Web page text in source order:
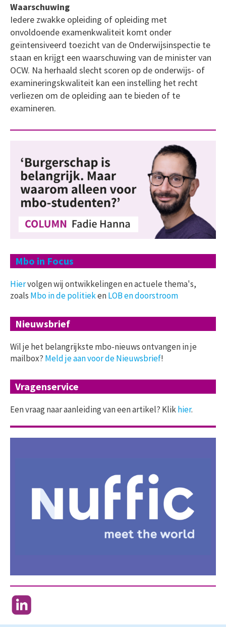
Waarschuwing
Iedere zwakke opleiding of opleiding met
onvoldoende examenkwaliteit komt onder
geïntensiveerd toezicht van de Onderwijsinspectie te
staan en krijgt een waarschuwing van de minister van
OCW. Na herhaald slecht scoren op de onderwijs- of
examineringskwaliteit kan een instelling het recht
verliezen om de opleiding aan te bieden of te
examineren.
Mbo in Focus
Hiervolgen wij ontwikkelingen en actuele thema's,
zoals Mbo in de politiekenLOB en doorstroom
Nieuwsbrief
Wil je het belangrijkste mbo-nieuws ontvangen in je
mailbox? Meld je aan voor de Nieuwsbrief!
Vragenservice
Een vraag naar aanleiding van een artikel? Klikhier.